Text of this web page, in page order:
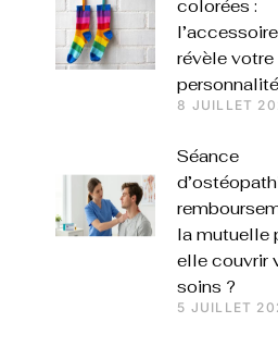
colorées :
révèle votre
personnalité
8 JUILLET
Séance
la mutuelle
elle couvrir
soins ?
5 JUILLET